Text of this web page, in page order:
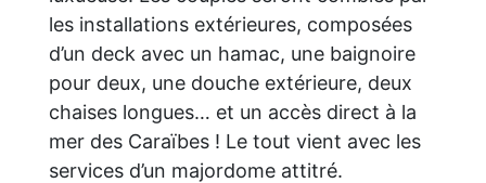
les installations extérieures, composées
d’un deck avec un hamac, une baignoire
pour deux, une douche extérieure, deux
chaises longues… et un accès direct à la
mer des Caraïbes ! Le tout vient avec les
services d’un majordome attitré.